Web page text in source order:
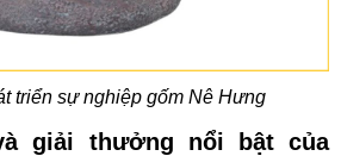
triển sự nghiệp gốm Nê Hưng
giải thưởng nổi bật của